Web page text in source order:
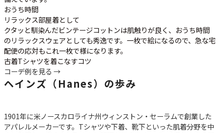
おうち時間
リラックス部屋着として
クタッと馴染んだビンテージコットンは肌触りが良く、おうち時間
のリラックスウェアとしても秀逸です。一枚で絵になるので、急な宅
配便の応対もこれ一枚で様になります。
古着Tシャツを着こなすコツ
コーデ例を見る →
ヘインズ（Hanes）の歩み
1901年に米ノースカロライナ州ウィンストン・セーラムで創業した
アパレルメーカーです。Tシャツや下着、靴下といった肌着分野を中